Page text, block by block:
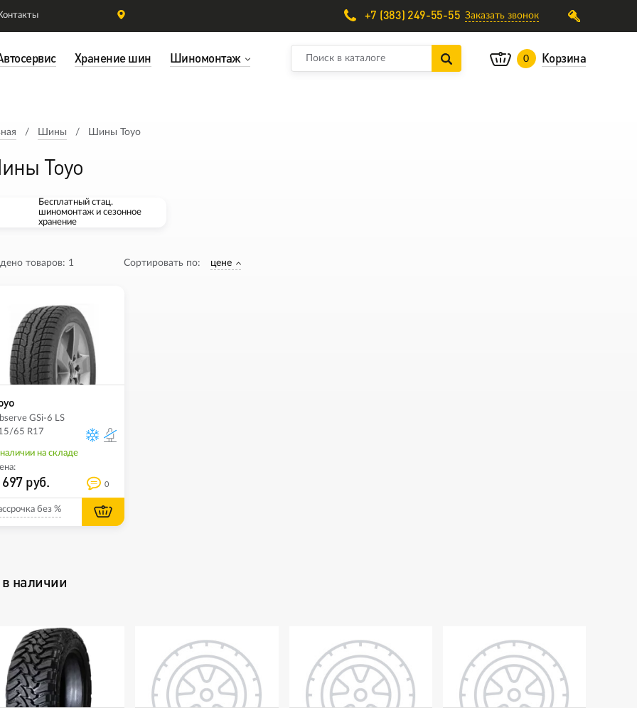
Хранение шин Шиномонтаж 0 Корзина
+7 (383) 249-55-55 Заказать звонок
Шины Шины Toyo
Toyo
Бесплатный стац.
шиномонтаж и сезонное
хранение
товаров: 1 Сортировать по: цене
GSi-6 LS
65 R17
на складе
руб. 0
без %
наличии